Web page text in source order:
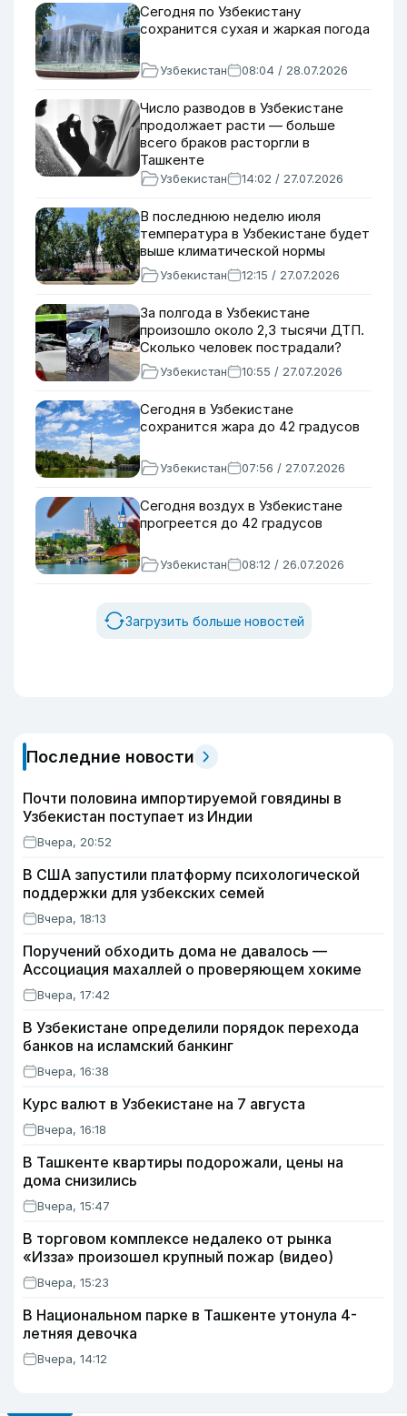
Сегодня по Узбекистану
сохранится сухая и жаркая погода
Узбекистан 08:04 / 28.07.2026
Число разводов в Узбекистане
продолжает расти — больше
всего браков расторгли в
Ташкенте
Узбекистан 14:02 / 27.07.2026
В последнюю неделю июля
температура в Узбекистане будет
выше климатической нормы
Узбекистан 12:15 / 27.07.2026
За полгода в Узбекистане
произошло около 2,3 тысячи ДТП.
Сколько человек пострадали?
Узбекистан 10:55 / 27.07.2026
Сегодня в Узбекистане
сохранится жара до 42 градусов
Узбекистан 07:56 / 27.07.2026
Сегодня воздух в Узбекистане
прогреется до 42 градусов
Узбекистан 08:12 / 26.07.2026
Загрузить больше новостей
Последние новости
Почти половина импортируемой говядины в
Узбекистан поступает из Индии
Вчера, 20:52
В США запустили платформу психологической
поддержки для узбекских семей
Вчера, 18:13
Поручений обходить дома не давалось —
Ассоциация махаллей о проверяющем хокиме
Вчера, 17:42
В Узбекистане определили порядок перехода
банков на исламский банкинг
Вчера, 16:38
Курс валют в Узбекистане на 7 августа
Вчера, 16:18
В Ташкенте квартиры подорожали, цены на
дома снизились
Вчера, 15:47
В торговом комплексе недалеко от рынка
«Изза» произошел крупный пожар (видео)
Вчера, 15:23
В Национальном парке в Ташкенте утонула 4-
летняя девочка
Вчера, 14:12